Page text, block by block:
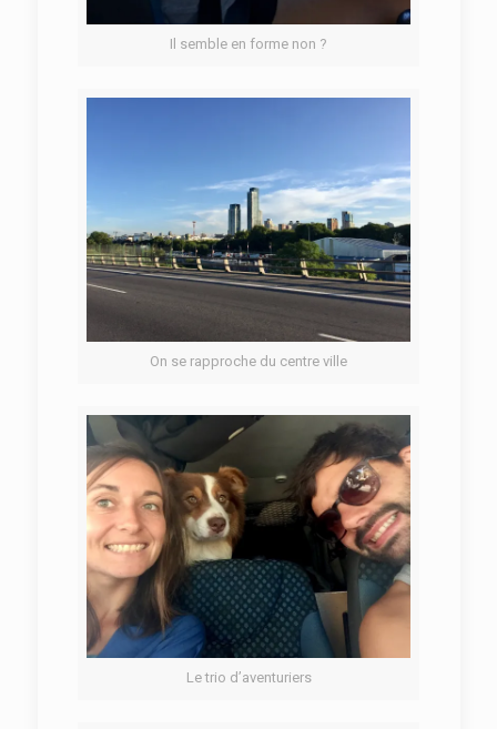
Il semble en forme non ?
On se rapproche du centre ville
Le trio d’aventuriers